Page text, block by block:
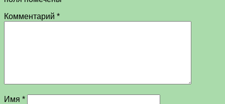
Комментарий *
Имя *